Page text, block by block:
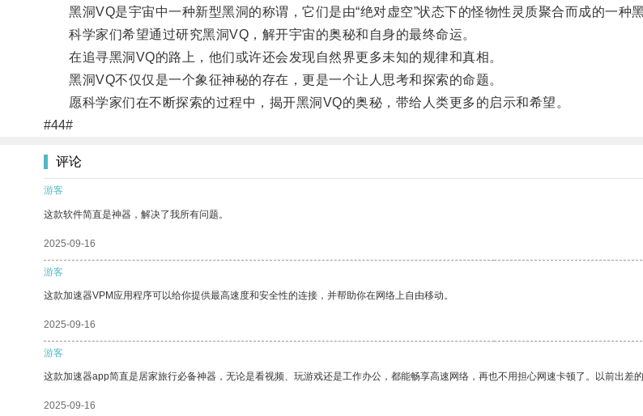
黑洞VQ是宇宙中一种新型黑洞的称谓，它们是由“绝对虚空”状态下的怪物性灵质聚合而成的一种
科学家们希望通过研究黑洞VQ，解开宇宙的奥秘和自身的最终命运。
在追寻黑洞VQ的路上，他们或许还会发现自然界更多未知的规律和真相。
黑洞VQ不仅仅是一个象征神秘的存在，更是一个让人思考和探索的命题。
愿科学家们在不断探索的过程中，揭开黑洞VQ的奥秘，带给人类更多的启示和希望。
#44#
评论
游客
这款软件简直是神器，解决了我所有问题。
2025-09-16
游客
这款加速器VPM应用程序可以给你提供最高速度和安全性的连接，并帮助你在网络上自由移动。
2025-09-16
游客
这款加速器app简直是居家旅行必备神器，无论是看视频、玩游戏还是工作办公，都能畅享高速网络，再也不用担心网速卡顿了。以前出差
2025-09-16